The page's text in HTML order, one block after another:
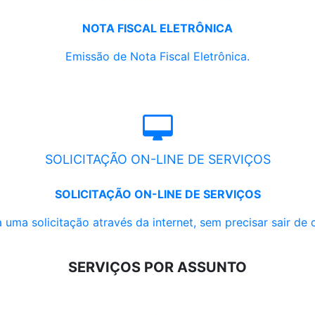
NOTA FISCAL ELETRÔNICA
Emissão de Nota Fiscal Eletrônica.
SOLICITAÇÃO ON-LINE DE SERVIÇOS
SOLICITAÇÃO ON-LINE DE SERVIÇOS
uma solicitação através da internet, sem precisar sair de
SERVIÇOS POR ASSUNTO